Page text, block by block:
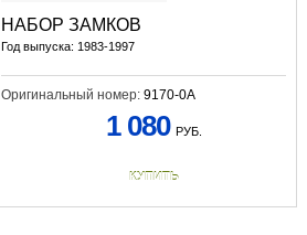
НАБОР ЗАМКОВ
Год выпуска: 1983-1997
Оригинальный номер: 9170-0A
1 080 РУБ.
КУПИТЬ